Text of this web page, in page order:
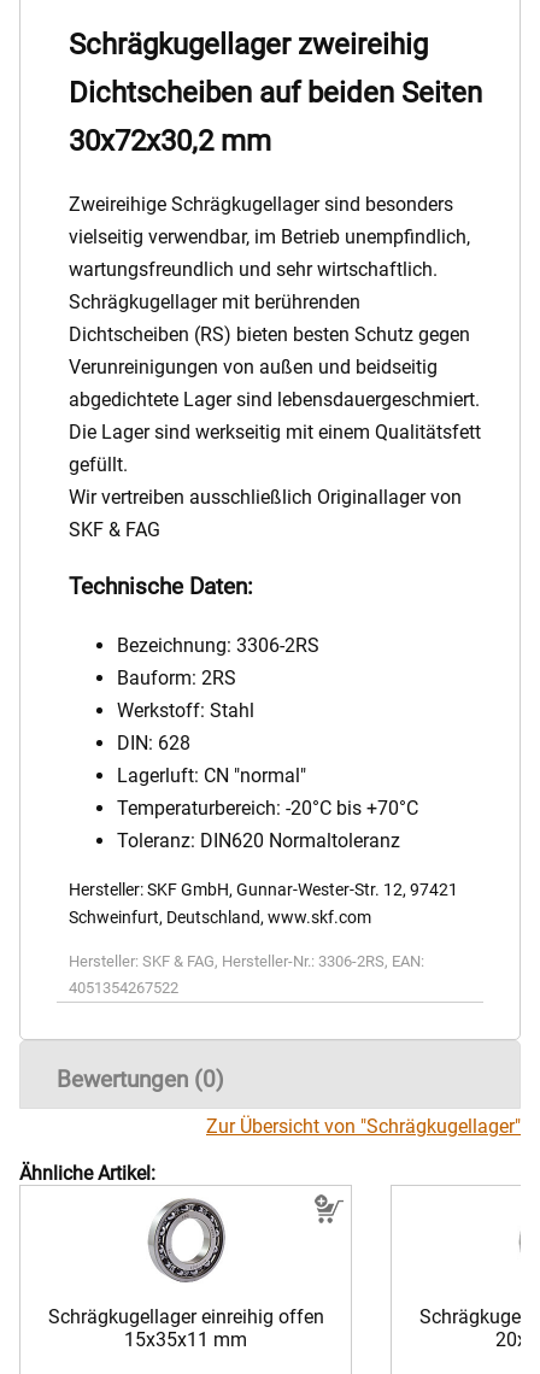
Schrägkugellager zweireihig
Dichtscheiben auf beiden Seiten
30x72x30,2 mm
Zweireihige Schrägkugellager sind besonders
vielseitig verwendbar, im Betrieb unempfindlich,
wartungsfreundlich und sehr wirtschaftlich.
Schrägkugellager mit berührenden
Dichtscheiben (RS) bieten besten Schutz gegen
Verunreinigungen von außen und beidseitig
abgedichtete Lager sind lebensdauergeschmiert.
Die Lager sind werkseitig mit einem Qualitätsfett
gefüllt.
Wir vertreiben ausschließlich Originallager von
SKF & FAG
Technische Daten:
Bezeichnung: 3306-2RS
Bauform: 2RS
Werkstoff: Stahl
DIN: 628
Lagerluft: CN "normal"
Temperaturbereich: -20°C bis +70°C
Toleranz: DIN620 Normaltoleranz
Hersteller: SKF GmbH, Gunnar-Wester-Str. 12, 97421
Schweinfurt, Deutschland, www.skf.com
Hersteller: SKF & FAG, Hersteller-Nr.: 3306-2RS, EAN:
4051354267522
Bewertungen (0)
Zur Übersicht von "Schrägkugellager"
Ähnliche Artikel:
Schrägkugellager einreihig offen
15x35x11 mm